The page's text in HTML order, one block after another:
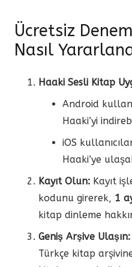
Ücretsiz
Nasıl
Haaki Sesli Kitap
Android
Haaki’yi
iOS
Haaki’ye
Kayıt Olun: Kayıt
kodunu girerek, 1
kitap dinleme
Geniş Arşive Ulaşın:
Türkçe kitap